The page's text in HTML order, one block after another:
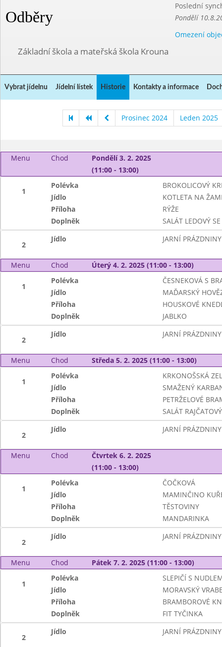
Odběry
Poslední
Pondělí
Omezení
Základní škola a mateřská škola Krouna
Vybrat jídelnu Jídelní lístek Historie Kontakty a informace
Prosinec 2024 Leden 2025
Menu Chod
Pondělí 3. 2. 2025
(11:00 - 13:00)
1
Polévka
BROKOLICOVÝ
Jídlo
KOTLETA NA
Příloha
RÝŽE
Doplněk
SALÁT LEDOVÝ
2
Jídlo JARNÍ PRÁZDNINY
Menu Chod Úterý 4. 2. 2025 (11:00 - 13:00)
1
Polévka
ČESNEKOVÁ S
Jídlo
MAĎARSKÝ
Příloha
HOUSKOVÉ
Doplněk
JABLKO
2
Jídlo JARNÍ PRÁZDNINY
Menu Chod Středa 5. 2. 2025 (11:00 - 13:00)
1
Polévka
KRKONOŠSKÁ
Jídlo
SMAŽENÝ
Příloha
PETRŽELOVÉ
Doplněk
SALÁT
2
Jídlo JARNÍ PRÁZDNINY
Menu Chod
Čtvrtek 6. 2. 2025
(11:00 - 13:00)
1
Polévka
ČOČKOVÁ
Jídlo
MAMINČINO
Příloha
TĚSTOVINY
Doplněk
MANDARINKA
2
Jídlo JARNÍ PRÁZDNINY
Menu Chod Pátek 7. 2. 2025 (11:00 - 13:00)
1
Polévka
SLEPIČÍ S
Jídlo
MORAVSKÝ
Příloha
BRAMBOROVÉ
Doplněk
FIT TYČINKA
2
Jídlo JARNÍ PRÁZDNINY